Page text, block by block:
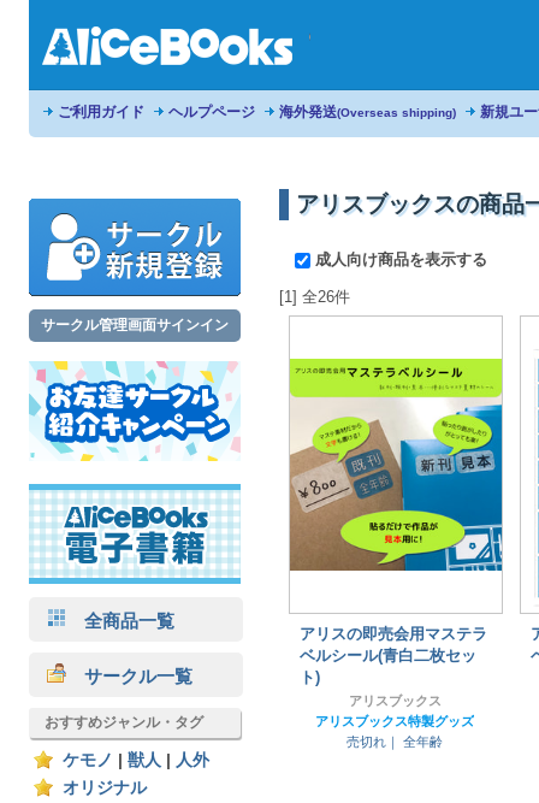
ご利用ガイド ヘルプページ 海外発送(Overseas shipping) 新規ユ
サークル管理画面サインイン
全商品一覧
サークル一覧
おすすめジャンル・タグ
ケモノ 獣人
人外
オリジナル
アリスブックスの商品
成人向け商品を表示する
[1] 全26件
アリスの即売会用マステラ
ベルシール(青白二枚セッ
ト)
アリスブックス
アリスブックス特製グッズ
売切れ｜
全年齢